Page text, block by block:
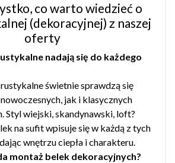
co warto wiedzieć o
(dekoracyjnej) z naszej
oferty
nadają się do każdego
świetnie sprawdzą się
jak i klasycznych
Styl wiejski, skandynawski, loft?
na sufit wpisuje się w każdą z tych
wnętrzu ciepła i charakteru.
montaż belek dekoracyjnych?